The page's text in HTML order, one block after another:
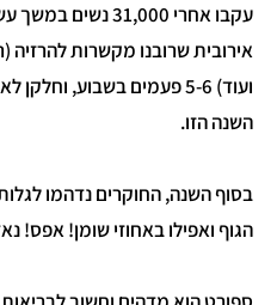
עקבו אחרי 31,000
אירובית שרובנו מקשרות להרזיה
ועוד) 5-6 פעמים בשבוע,
השנה הזו.
בסוף השנה, החוקרים נדהמו
הגוף ואפילו באחוזי שומן! אפס!